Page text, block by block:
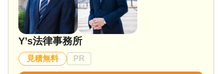
Y’s法律事務所
見積無料 PR